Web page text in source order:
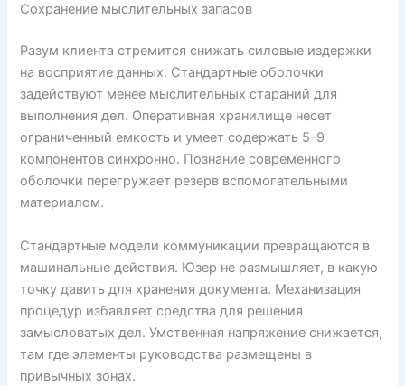
Сохранение мыслительных запасов
Разум клиента стремится снижать силовые издержки
на восприятие данных. Стандартные оболочки
задействуют менее мыслительных стараний для
выполнения дел. Оперативная хранилище несет
ограниченный емкость и умеет содержать 5-9
компонентов синхронно. Познание современного
оболочки перегружает резерв вспомогательными
материалом.
Стандартные модели коммуникации превращаются в
машинальные действия. Юзер не размышляет, в какую
точку давить для хранения документа. Механизация
процедур избавляет средства для решения
замысловатых дел. Умственная напряжение снижается,
там где элементы руководства размещены в
привычных зонах.